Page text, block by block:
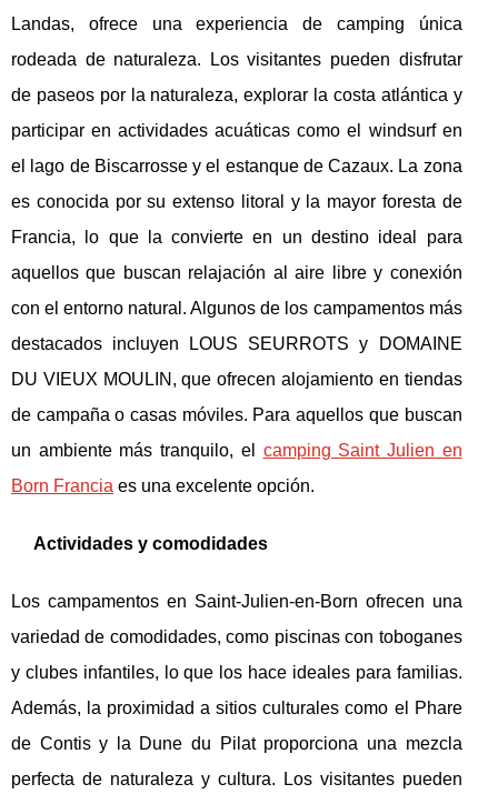
Landas, ofrece una experiencia de camping única
rodeada de naturaleza. Los visitantes pueden disfrutar
de paseos por la naturaleza,explorar la costa atlántica y
participar en actividades acuáticas como el windsurf en
el lago de Biscarrosse y el estanque de Cazaux. La zona
es conocida por su extenso litoral y la mayor foresta de
Francia, lo que la convierte en un destino ideal para
aquellos que buscan relajación al aire libre y conexión
con el entorno natural. Algunos de los campamentos más
destacados incluyen LOUS SEURROTS y DOMAINE
DU VIEUX MOULIN, que ofrecen alojamiento en tiendas
de campaña o casas móviles. Para aquellos que buscan
un ambiente más tranquilo, el camping Saint Julien en
Born Francia es una excelente opción.
Actividades y comodidades
Los campamentos en Saint-Julien-en-Born ofrecen una
variedad de comodidades, como piscinas con toboganes
y clubes infantiles, lo que los hace ideales para familias.
Además, la proximidad a sitios culturales como el Phare
de Contis y la Dune du Pilat proporciona una mezcla
perfecta de naturaleza y cultura. Los visitantes pueden